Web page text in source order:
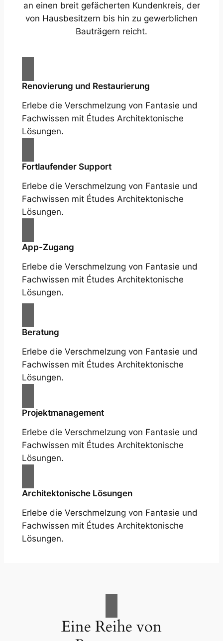
an einen breit gefächerten Kundenkreis, der
von Hausbesitzern bis hin zu gewerblichen
Bauträgern reicht.
Renovierung und Restaurierung
Erlebe die Verschmelzung von Fantasie und
Fachwissen mit Études Architektonische
Lösungen.
Fortlaufender Support
Erlebe die Verschmelzung von Fantasie und
Fachwissen mit Études Architektonische
Lösungen.
App-Zugang
Erlebe die Verschmelzung von Fantasie und
Fachwissen mit Études Architektonische
Lösungen.
Beratung
Erlebe die Verschmelzung von Fantasie und
Fachwissen mit Études Architektonische
Lösungen.
Projektmanagement
Erlebe die Verschmelzung von Fantasie und
Fachwissen mit Études Architektonische
Lösungen.
Architektonische Lösungen
Erlebe die Verschmelzung von Fantasie und
Fachwissen mit Études Architektonische
Lösungen.
Eine Reihe von